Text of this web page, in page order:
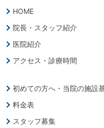
HOME
院長・スタッフ紹介
医院紹介
アクセス・診療時間
初めての方へ・当院の施設
料金表
スタッフ募集